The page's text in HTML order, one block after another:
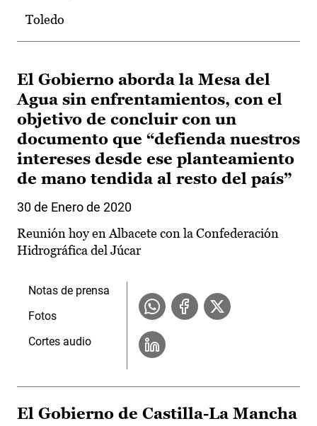
Toledo
El Gobierno aborda la Mesa del
Agua sin enfrentamientos, con el
objetivo de concluir con un
documento que “defienda nuestros
intereses desde ese planteamiento
de mano tendida al resto del país”
30 de Enero de 2020
Reunión hoy en Albacete con la Confederación
Hidrográfica del Júcar
Notas de prensa
Fotos
Cortes audio
El Gobierno de Castilla-La Mancha